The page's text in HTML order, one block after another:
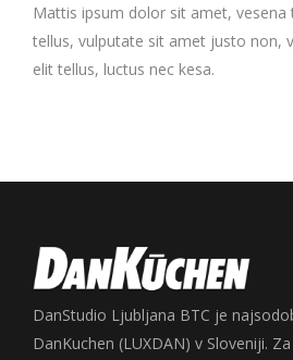
Mattis ipsum dolor sit amet, vesena
tellus, vulputate sit amet justo non,
elit tellus, luctus nec kesa.
DanStudio Ljubljana BTC je
DanKuchen (LUXDAN) v Sloveniji.